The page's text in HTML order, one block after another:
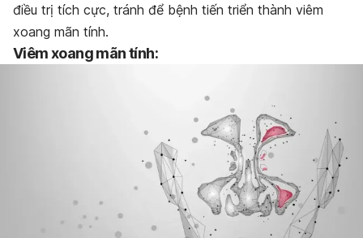
điều trị tích cực, tránh để bệnh tiến triển thành viêm
xoang mãn tính.
Viêm xoang mãn tính: